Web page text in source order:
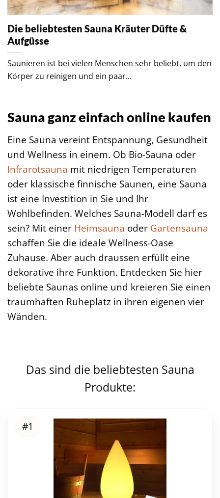
Die beliebtesten Sauna Kräuter Düfte &
Aufgüsse
Saunieren ist bei vielen Menschen sehr beliebt, um den
Körper zu reinigen und ein paar...
Sauna ganz einfach online kaufen
Eine Sauna vereint Entspannung, Gesundheit
und Wellness in einem. Ob Bio-Sauna oder
Infrarotsauna mit niedrigen Temperaturen
oder klassische finnische Saunen, eine Sauna
ist eine Investition in Sie und Ihr
Wohlbefinden. Welches Sauna-Modell darf es
sein? Mit einer Heimsauna oder Gartensauna
schaffen Sie die ideale Wellness-Oase
Zuhause. Aber auch draussen erfüllt eine
dekorative ihre Funktion. Entdecken Sie hier
beliebte Saunas online und kreieren Sie einen
traumhaften Ruheplatz in ihren eigenen vier
Wänden.
Das sind die beliebtesten Sauna
Produkte:
#1